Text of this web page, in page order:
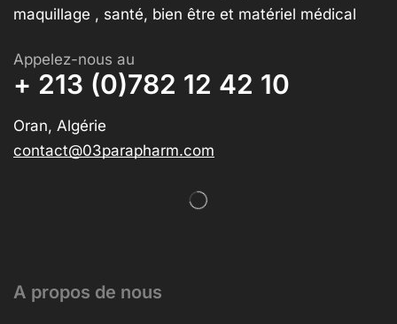
maquillage , santé, bien être et matériel médical
Appelez-nous au
+ 213 (0)782 12 42 10
Oran, Algérie
contact@03parapharm.com
A propos de nous